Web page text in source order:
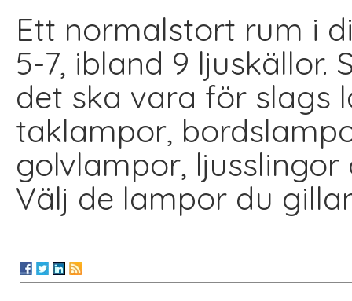
Ett normalstort rum i
5-7, ibland 9
det ska vara för slags
taklampor,
golvlampor,
Välj de lampor du